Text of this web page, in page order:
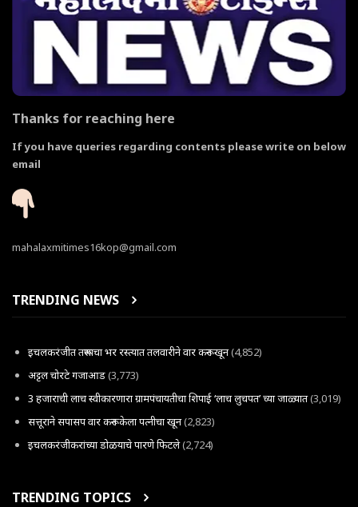
Thanks for reaching here
If you have queries regarding contents please write on below
email
mahalaxmitimes16kop@gmail.com
TRENDING NEWS
इचलकरंजीत तरूणाचा भर रस्त्यात तलवारीने वार करून खून(4,852)
अट्टल चोरटे गजाआड(3,773)
3 हजाराची लाच स्वीकारणारा ग्रामपंचायतीचा शिपाई ‘लाच लुचपत’ च्या जाळ्यात(3,019)
सत्तूराने सपासप वार करून केला पत्नीचा खून(2,823)
इचलकरंजीकरांच्या डोळयाचे पारणे फिटले(2,724)
TRENDING TOPICS